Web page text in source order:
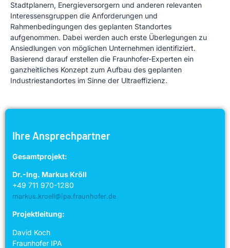
Stadtplanern, Energieversorgern und anderen relevanten
Interessensgruppen die Anforderungen und
Rahmenbedingungen des geplanten Standortes
aufgenommen. Dabei werden auch erste Überlegungen zu
Ansiedlungen von möglichen Unternehmen identifiziert.
Basierend darauf erstellen die Fraunhofer-Experten ein
ganzheitliches Konzept zum Aufbau des geplanten
Industriestandortes im Sinne der Ultraeffizienz.
Ihre Ansprechpartner
Gesamtprojekt:
Dr.-Ing. Markus Kröll
+49 711 970-1280
markus.kroell@ipa.fraunhofer.de
Projektleitung:
David Koch
Fraunhofer IPA